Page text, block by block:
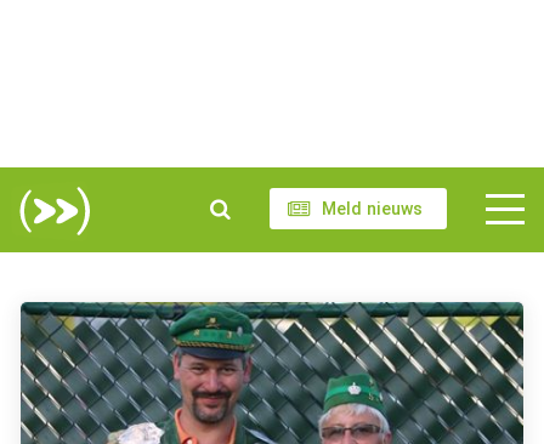
Meld nieuws